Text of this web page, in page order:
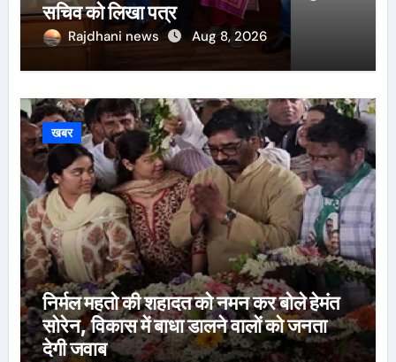
सचिव को लिखा पत्र
Rajdhani news Aug 8, 2026
खबर
निर्मल महतो की शहादत को नमन कर बोले हेमंत
सोरेन, विकास में बाधा डालने वालों को जनता
देगी जवाब